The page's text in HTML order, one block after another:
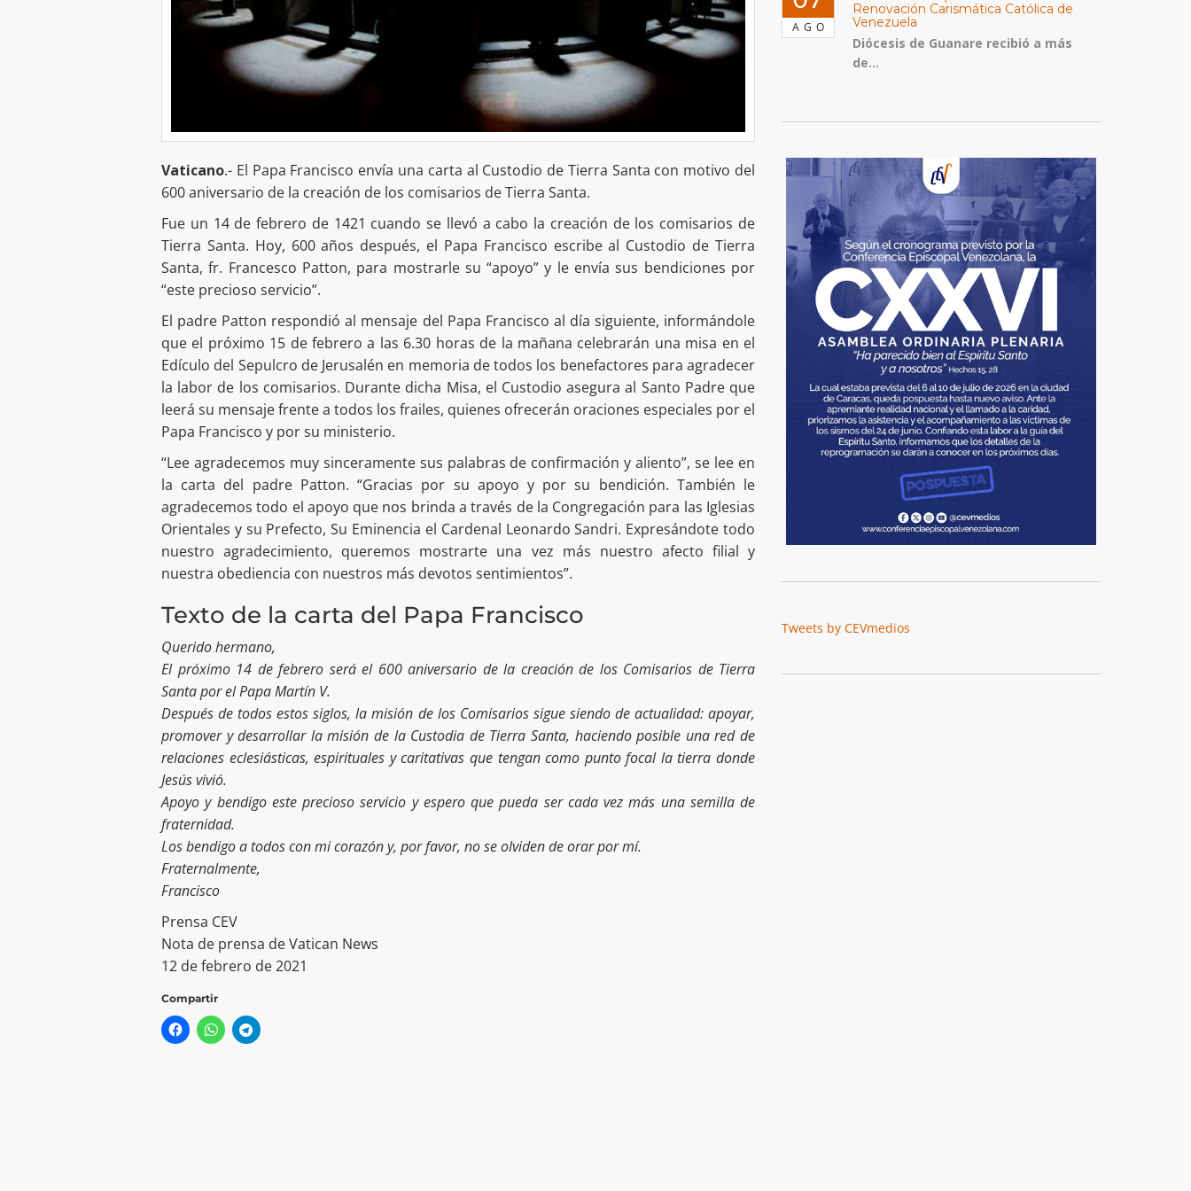
Vaticano.- El Papa Francisco envía una carta al Custodio de Tierra Santa con motivo del
600 aniversario de la creación de los comisarios de Tierra Santa.
Fue un 14 de febrero de 1421 cuando se llevó a cabo la creación de los comisarios de
Tierra Santa. Hoy, 600 años después, el Papa Francisco escribe al Custodio de Tierra
Santa, fr. Francesco Patton, para mostrarle su “apoyo” y le envía sus bendiciones por
“este precioso servicio”.
El padre Patton respondió al mensaje del Papa Francisco al día siguiente, informándole
que el próximo 15 de febrero a las 6.30 horas de la mañana celebrarán una misa en el
Edículo del Sepulcro de Jerusalén en memoria de todos los benefactores para agradecer
la labor de los comisarios. Durante dicha Misa, el Custodio asegura al Santo Padre que
leerá su mensaje frente a todos los frailes, quienes ofrecerán oraciones especiales por el
Papa Francisco y por su ministerio.
“Lee agradecemos muy sinceramente sus palabras de confirmación y aliento”, se lee en
la carta del padre Patton. “Gracias por su apoyo y por su bendición. También le
agradecemos todo el apoyo que nos brinda a través de la Congregación para las Iglesias
Orientales y su Prefecto, Su Eminencia el Cardenal Leonardo Sandri. Expresándote todo
nuestro agradecimiento, queremos mostrarte una vez más nuestro afecto filial y
nuestra obediencia con nuestros más devotos sentimientos”.
Texto de la carta del Papa Francisco
Querido hermano,
El próximo 14 de febrero será el 600 aniversario de la creación de los Comisarios de Tierra
Santa por el Papa Martín V.
Después de todos estos siglos, la misión de los Comisarios sigue siendo de actualidad: apoyar,
promover y desarrollar la misión de la Custodia de Tierra Santa, haciendo posible una red de
relaciones eclesiásticas, espirituales y caritativas que tengan como punto focal la tierra donde
Jesús vivió.
Apoyo y bendigo este precioso servicio y espero que pueda ser cada vez más una semilla de
fraternidad.
Los bendigo a todos con mi corazón y, por favor, no se olviden de orar por mí.
Fraternalmente,
Francisco
Prensa CEV
Nota de prensa de Vatican News
12 de febrero de 2021
Compartir
AGO
Renovación Carismática Católica de
Venezuela
Diócesis de Guanare recibió a más
de...
Tweets by CEVmedios